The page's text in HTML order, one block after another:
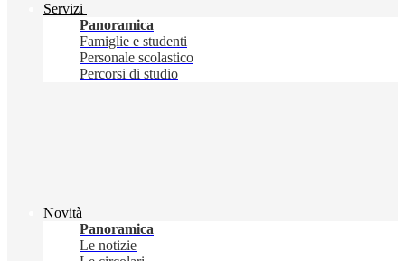
Servizi
Panoramica
Famiglie e studenti
Personale scolastico
Percorsi di studio
Novità
Panoramica
Le notizie